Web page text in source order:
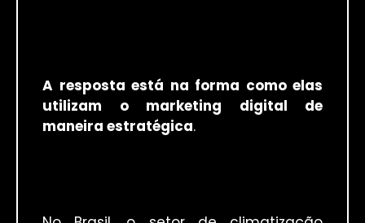
A resposta está na forma como elas
utilizam o marketing digital de
maneira estratégica.